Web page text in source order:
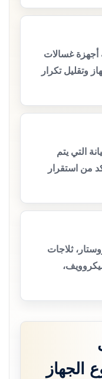
أجهزة غسالات
وتقليل تكرار
التي يتم
من استقرار
ثلاجات
الجهاز